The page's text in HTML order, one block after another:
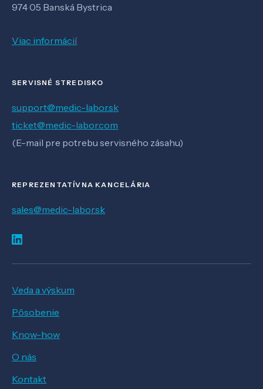
974 05 Banská Bystrica
Viac informácií
SERVISNÉ STREDISKO
support@medic-labor.sk
ticket@medic-labor.com
(E-mail pre potrebu servisného zásahu)
REPREZENTATÍVNA KANCELÁRIA
sales@medic-labor.sk
Veda a výskum
Pôsobenie
Know-how
O nás
Kontakt